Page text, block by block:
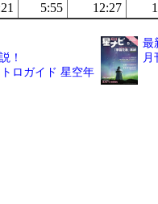
5:55 12:27
！
ロガイド 星空年
最
月